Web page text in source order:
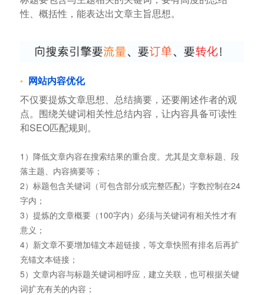
性、概括性，能表达出文章主旨思想。
网站内容优化
不仅要提炼文章思想、总结摘要，还要阐述作者的观
点。围绕关键词相关性总结内容，让内容具备可读性
和SEO匹配规则。
1）降低文章内容在搜索结果的重合度。尤其是文章标题、段
落主题、内容摘要等；
2）标题包含关键词（可包含部分或完整匹配）字数控制在24
字内；
3）提炼的文章概要（100字内）必须与关键词有相关性才有
意义；
4）新文章不要增加锚文本超链接，等文章快照有排名后再扩
充锚文本链接；
5）文章内容与标题关键词相呼应，建立关联，也可根据关键
词扩充有关的内容；